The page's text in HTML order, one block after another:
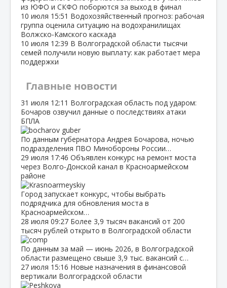
из ЮФО и СКФО поборются за выход в финал
10 июля 15:51 Водохозяйственный прогноз: рабочая
группа оценила ситуацию на водохранилищах
Волжско‑Камского каскада
10 июля 12:39 В Волгоградской области тысячи
семей получили новую выплату: как работает мера
поддержки
Главные новости
31 июля 12:11 Волгоградская область под ударом:
Бочаров озвучил данные о последствиях атаки
БПЛА
По данным губернатора Андрея Бочарова, ночью
подразделения ПВО Минобороны России…
29 июля 17:46 Объявлен конкурс на ремонт моста
через Волго‑Донской канал в Красноармейском
районе
Город запускает конкурс, чтобы выбрать
подрядчика для обновления моста в
Красноармейском…
28 июля 09:27 Более 3,9 тысяч вакансий от 200
тысяч рублей открыто в Волгоградской области
По данным за май — июнь 2026, в Волгоградской
области размещено свыше 3,9 тыс. вакансий с…
27 июля 15:16 Новые назначения в финансовой
вертикали Волгоградской области